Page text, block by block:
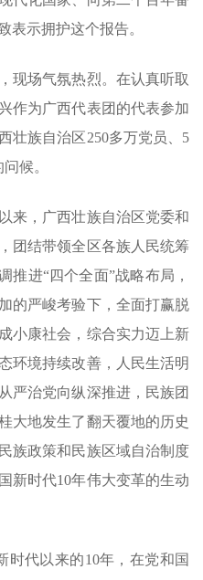
表示拥护这个报告。
场气氛热烈。在认真听取
作为广西代表团的代表参加
壮族自治区250多万党员、5
候。
，广西壮族自治区党委和
团结带领全区各族人民统筹
推进“四个全面”战略布局，
的严峻考验下，全面打赢脱
小康社会，综合实力迈上新
环境持续改善，人民生活明
严治党向纵深推进，民族团
大地发生了翻天覆地的历史
族政策和民族区域自治制度
新时代10年伟大变革的生动
代以来的10年，在党和国